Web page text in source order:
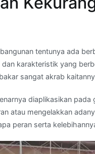
tentunya ada
karakteristik yang
sangat akrab
diaplikasikan
atau mengelakkan
peran serta